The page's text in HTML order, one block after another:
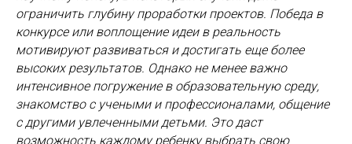
ограничить глубину проработки проектов. Победа в
конкурсе или воплощение идеи в реальность
мотивируют развиваться и достигать еще более
высоких результатов. Однако не менее важно
интенсивное погружение в образовательную среду,
знакомство с учеными и профессионалами, общение
с другими увлеченными детьми. Это даст
возможность каждому ребенку выбрать свою